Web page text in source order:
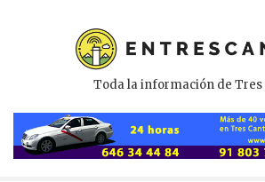
Toda la información de Tres